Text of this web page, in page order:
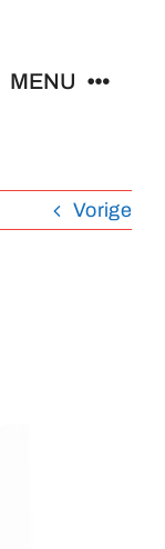
MENU
Vorige